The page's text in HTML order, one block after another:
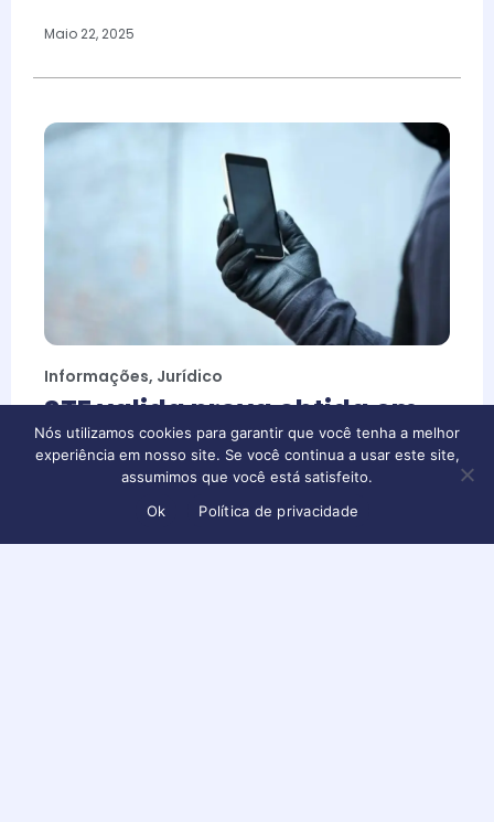
Maio 22, 2025
Informações, Jurídico
STF valida prova obtida em
celular perdido na cena do
crime
Conteúdo disponível apenas para usuários logados
Faça login ou crie sua conta para visualizar
Nós utilizamos cookies para garantir que você tenha a melhor
experiência em nosso site. Se você continua a usar este site,
assumimos que você está satisfeito.
Ok
Política de privacidade